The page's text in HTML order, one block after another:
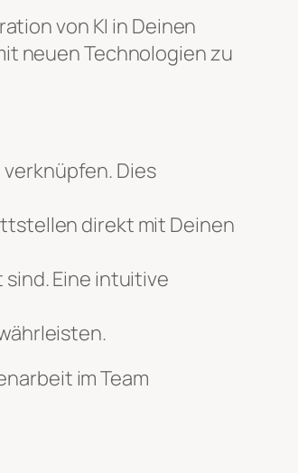
von KI in Deinen
neuen Technologien zu
Dies
direkt mit Deinen
Eine intuitive
im Team